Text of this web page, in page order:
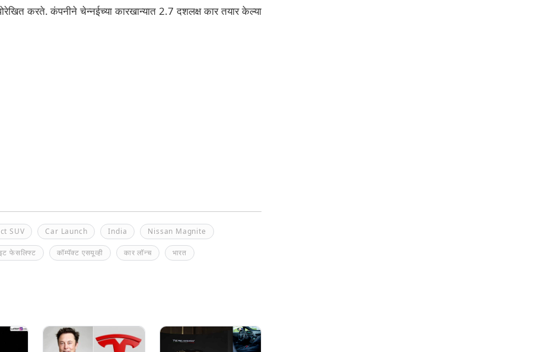
करते. कंपनीने चेन्नईच्या कारखान्यात 2.7 दशलक्ष कार तयार केल्या
SUV Car Launch India Nissan Magnite
फेसलिफ्ट कॉम्पॅक्ट एसयूव्ही कार लॉन्च भारत